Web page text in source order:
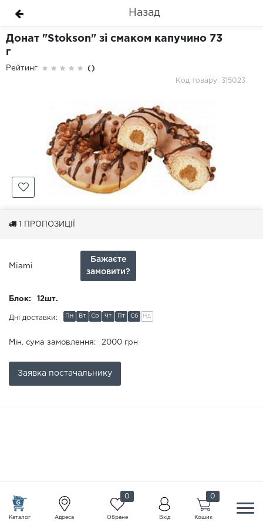
Каталог Адреса
0
Обране Вхід
0
Кошик
Назад
Донат "Stokson" зі смаком капучино 73
г
Рейтинг
()
Код товару: 315023
ПРОПОЗИЦІЇ
Miami
Бажаєте
замовити?
Заявка постачальнику
Блок: 12шт.
Дні доставки: Пн Вт Ср Чт Пт Сб Нд
Мін. сума замовлення: 2000 грн